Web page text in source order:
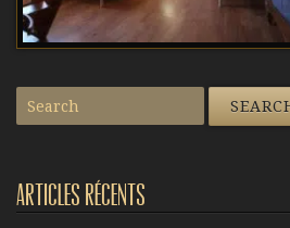
Articles récents